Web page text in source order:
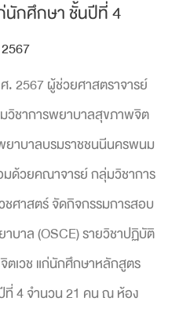
นักศึกษา ชั้นปีที่ 4
2567 ผู้ช่วยศาสตราจารย์
วิชาการพยาบาลสุขภาพจิต
ยาบาลบรมราชชนนีนครพนม
ด้วยคณาจารย์ กลุ่มวิชาการ
ศาสตร์ จัดกิจกรรมการสอบ
าบาล (OSCE) รายวิชาปฏิบัติ
เวช แก่นักศึกษาหลักสูตร
4 จำนวน 21 คน ณ ห้อง